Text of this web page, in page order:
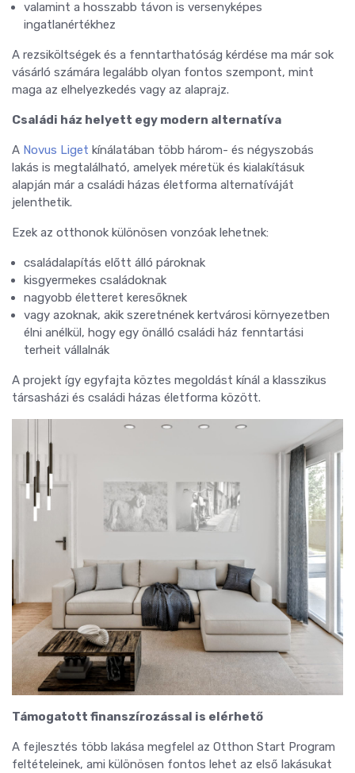
valamint a hosszabb távon is versenyképes
ingatlanértékhez
A rezsiköltségek és a fenntarthatóság kérdése ma már sok
vásárló számára legalább olyan fontos szempont, mint
maga az elhelyezkedés vagy az alaprajz.
Családi ház helyett egy modern alternatíva
A Novus Liget kínálatában több három- és négyszobás
lakás is megtalálható, amelyek méretük és kialakításuk
alapján már a családi házas életforma alternatíváját
jelenthetik.
Ezek az otthonok különösen vonzóak lehetnek:
családalapítás előtt álló pároknak
kisgyermekes családoknak
nagyobb életteret keresőknek
vagy azoknak, akik szeretnének kertvárosi környezetben
élni anélkül, hogy egy önálló családi ház fenntartási
terheit vállalnák
A projekt így egyfajta köztes megoldást kínál a klasszikus
társasházi és családi házas életforma között.
Támogatott finanszírozással is elérhető
A fejlesztés több lakása megfelel az Otthon Start Program
feltételeinek, ami különösen fontos lehet az első lakásukat